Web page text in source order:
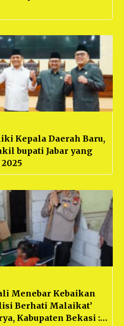
Kepala Daerah Baru,
bupati Jabar yang
Menebar Kebaikan
Berhati Malaikat’
Kabupaten Bekasi :